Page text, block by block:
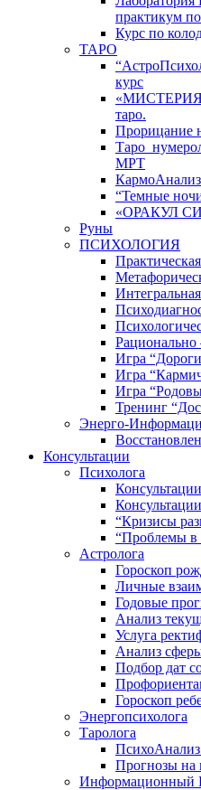
практикум
Курс по
ТАРО
курс
«МИСТЕРИЯ
таро.
Прорицание
МРТ
КармоАнализ
“Темные
«ОРАКУЛ
Руны
ПСИХОЛОГИЯ
Рационально
Игра
Игра
Игра
Тренинг
Энерго-
Консультации
Психолога
“Кризисы
“Проблемы в
Астролога
Гороскоп
Личные
Годовые
Анализ
Услуга
Анализ
Подбор дат
Гороскоп
Энергопсихолога
Таролога
Прогнозы на
Информационный